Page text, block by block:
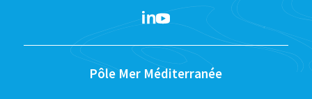
Pôle Mer Méditerranée